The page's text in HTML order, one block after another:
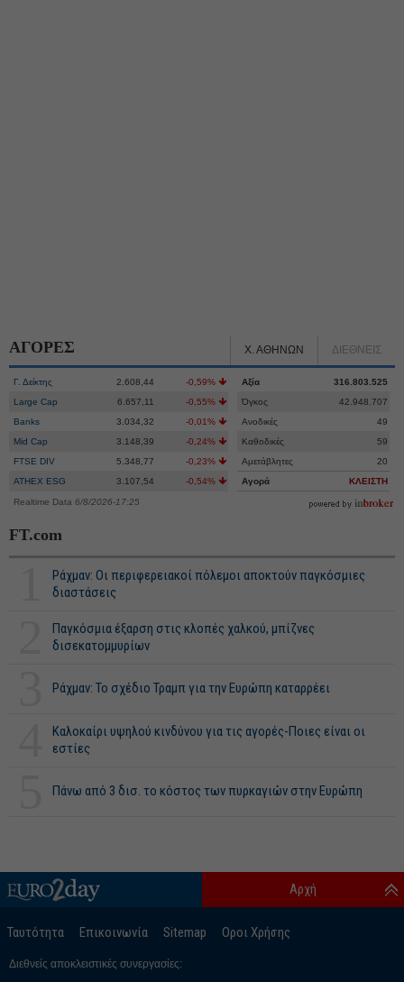
ΑΓΟΡΕΣ Χ. ΑΘΗΝΩΝ ΔΙΕΘΝΕΙΣ
Γ. Δείκτης 2.608,44
-0,59%
Large Cap
6.657,11
-0,55%
Banks
3.034,32
-0,01%
Mid Cap
3.148,39
-0,24%
FTSE DIV
5.348,77
-0,23%
ATHEX ESG
3.107,54 -0,54%
Αξία
316.803.525
Όγκος
42.948.707
Ανοδικές
49
Καθοδικές
59
Αμετάβλητες
20
Αγορά
ΚΛΕΙΣΤΗ
Realtime Data 6/8/2026-17:25
FT.com
Ράχμαν: Οι περιφερειακοί πόλεμοι αποκτούν παγκόσμιες
διαστάσεις
Παγκόσμια έξαρση στις κλοπές χαλκού, μπίζνες
δισεκατομμυρίων
Ράχμαν: Το σχέδιο Τραμπ για την Ευρώπη καταρρέει
Καλοκαίρι υψηλού κινδύνου για τις αγορές-Ποιες είναι οι
εστίες
Πάνω από 3 δισ. το κόστος των πυρκαγιών στην Ευρώπη
Ταυτότητα Επικοινωνία Sitemap Οροι Χρήσης
Αρχή
Διεθνείς αποκλειστικές συνεργασίες: